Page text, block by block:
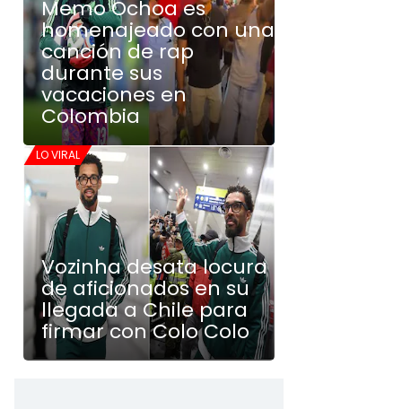
Memo Ochoa es
homenajeado con una
canción de rap
durante sus
vacaciones en
Colombia
LO VIRAL
Vozinha desata locura
de aficionados en su
llegada a Chile para
firmar con Colo Colo